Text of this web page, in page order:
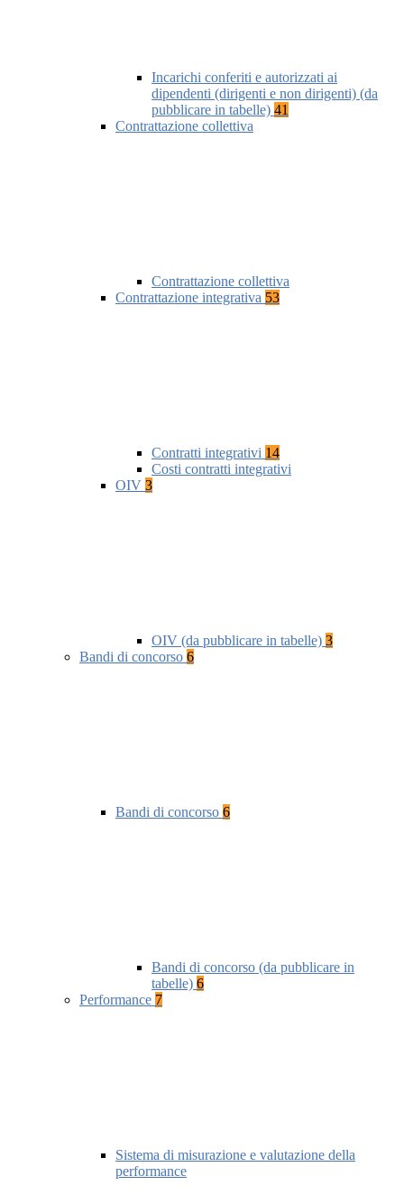
Incarichi conferiti e autorizzati ai
dipendenti (dirigenti e non dirigenti) (da
pubblicare in tabelle) 41
Contrattazione collettiva
Contrattazione collettiva
Contrattazione integrativa 53
Contratti integrativi 14
Costi contratti integrativi
OIV 3
OIV (da pubblicare in tabelle) 3
Bandi di concorso 6
Bandi di concorso 6
Bandi di concorso (da pubblicare in
tabelle) 6
Performance 7
Sistema di misurazione e valutazione della
performance